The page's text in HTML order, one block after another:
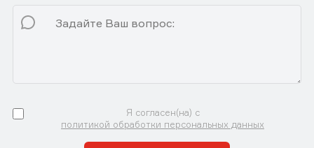
Я согласен(на) с
политикой обработки персональных данных